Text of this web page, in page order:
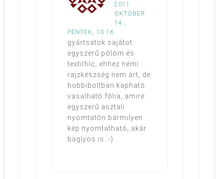
2011.
OKTÓBER
14.,
PÉNTEK, 10:16
gyártsatok sajátot:
egyszerű pólóm és
textilfilc, ehhez némi
rajzkészség nem árt, de
hobbiboltban kapható
vasalható fólia, amire
egyszerű asztali
nyomtatón bármilyen
kép nyomtatható, akár
baglyos is :-)